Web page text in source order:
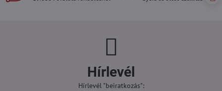
Hírlevél
Hírlevél "beiratkozás":